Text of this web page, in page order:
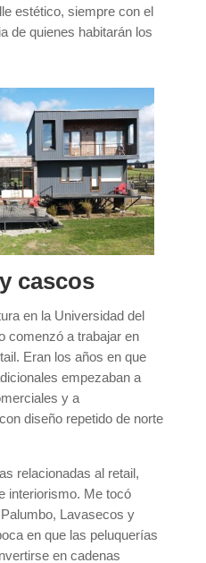
estético, siempre con el
de quienes habitarán los
cascos
en la Universidad del
comenzó a trabajar en
Eran los años en que
empezaban a
y a
diseño repetido de norte
relacionadas al retail,
interiorismo. Me tocó
Lavasecos y
en que las peluquerías
en cadenas